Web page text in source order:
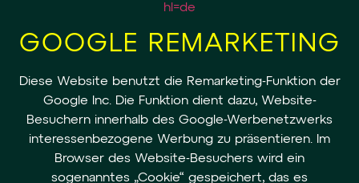
hl=de
GOOGLE REMARKETING
Diese Website benutzt die Remarketing-Funktion der
Google Inc. Die Funktion dient dazu, Website-
Besuchern innerhalb des Google-Werbenetzwerks
interessenbezogene Werbung zu präsentieren. Im
Browser des Website-Besuchers wird ein
sogenanntes „Cookie“ gespeichert, das es